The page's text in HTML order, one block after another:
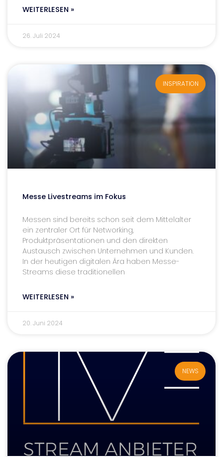
WEITERLESEN »
26. Juli 2024
INSPIRATION
Messe Livestreams im Fokus
Messen sind bereits schon seit dem Mittelalter
ein zentraler Ort für Networking,
Produktpräsentationen und den direkten
Austausch zwischen Unternehmen und Kunden.
In der heutigen digitalen Ära haben Messe-
Streams diese traditionellen
WEITERLESEN »
20. Juni 2024
NEWS